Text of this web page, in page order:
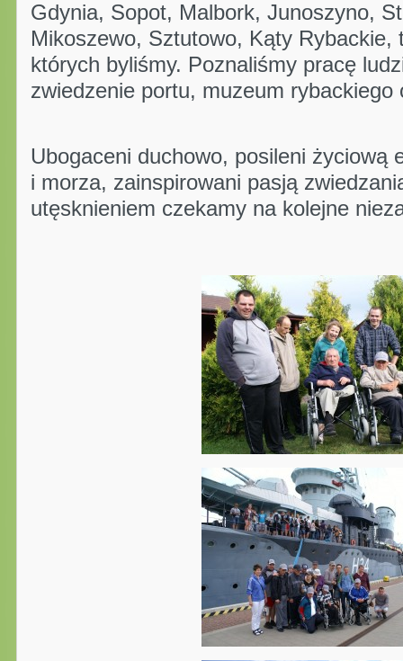
Gdynia, Sopot, Malbork, Junoszyno,
Mikoszewo, Sztutowo, Kąty Rybackie,
których byliśmy. Poznaliśmy pracę
zwiedzenie portu, muzeum
Ubogaceni duchowo, posileni życiową
i morza, zainspirowani pasją
utęsknieniem czekamy na kolejne